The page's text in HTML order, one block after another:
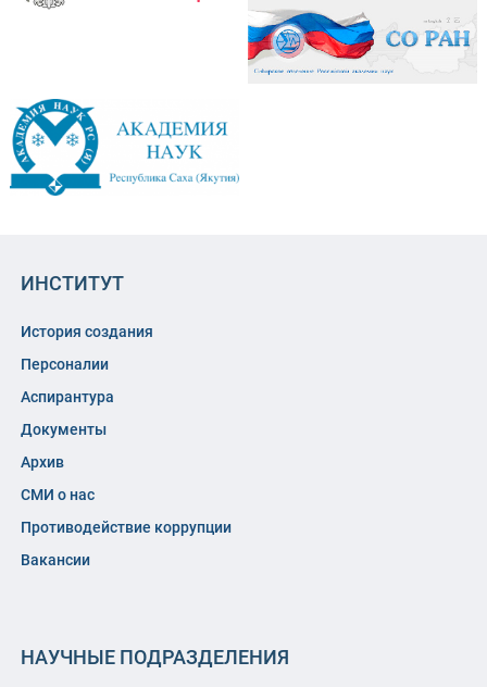
ИНСТИТУТ
История создания
Персоналии
Аспирантура
Документы
Архив
СМИ о нас
Противодействие коррупции
Вакансии
НАУЧНЫЕ ПОДРАЗДЕЛЕНИЯ